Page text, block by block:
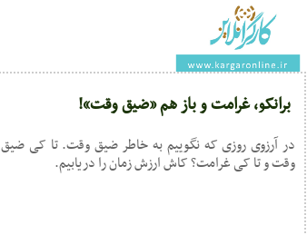
برانکو، غرامت و باز هم «ضیق وقت»!
در آرزوی روزی که نگوییم به خاطر ضیق وقت. تا کی ضیق
وقت و تا کی غرامت؟ کاش ارزش زمان را دریابیم.